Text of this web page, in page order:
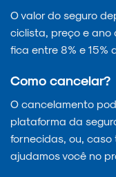
O valor do seguro
ciclista, preço e ano
fica entre 8% e 15%
Como cancelar?
O cancelamento
plataforma da
fornecidas, ou,
ajudamos você no